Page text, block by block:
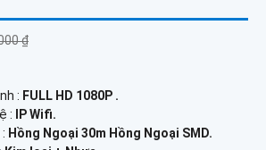
₫
: FULL HD 1080P .
:
IP Wifi.
Hồng Ngoại 30m Hồng Ngoại SMD.